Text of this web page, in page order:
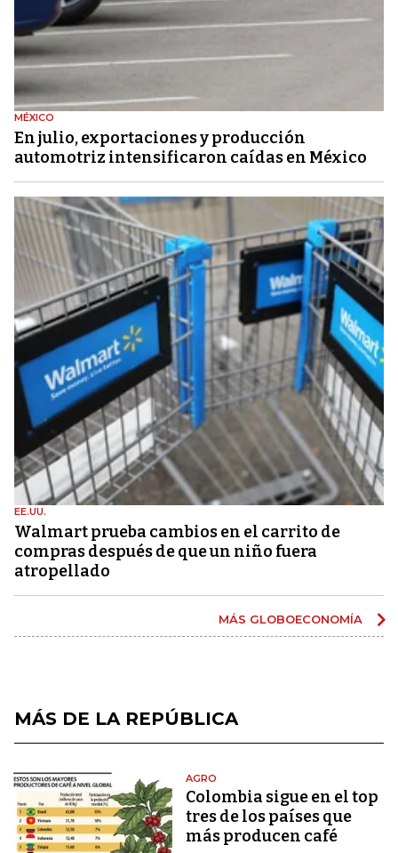
MÉXICO
En julio, exportaciones y producción
automotriz intensificaron caídas en México
EE.UU.
Walmart prueba cambios en el carrito de
compras después de que un niño fuera
atropellado
MÁS GLOBOECONOMÍA
MÁS DE LA REPÚBLICA
AGRO
Colombia sigue en el top
tres de los países que
más producen café